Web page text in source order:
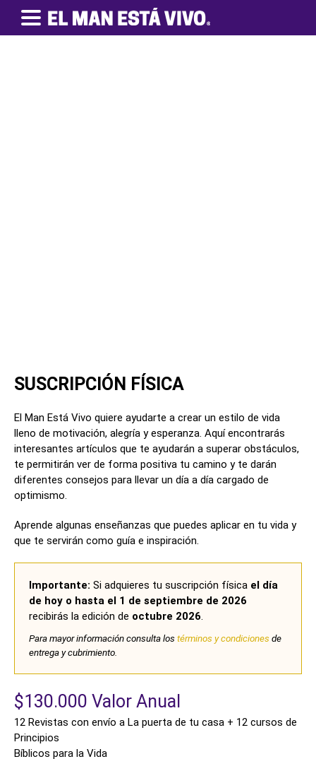
SUSCRIPCIÓN FÍSICA
El Man Está Vivo quiere ayudarte a crear un estilo de vida
lleno de motivación, alegría y esperanza. Aquí encontrarás
interesantes artículos que te ayudarán a superar obstáculos,
te permitirán ver de forma positiva tu camino y te darán
diferentes consejos para llevar un día a día cargado de
optimismo.
Aprende algunas enseñanzas que puedes aplicar en tu vida y
que te servirán como guía e inspiración.
Importante: Si adquieres tu suscripción física el día
de hoy o hasta el 1 de septiembre de 2026
recibirás la edición de octubre 2026.
Para mayor información consulta lostérminos y condicionesde
entrega y cubrimiento.
$130.000 Valor Anual
12 Revistas con envío a La puerta de tu casa + 12 cursos de
Principios
Bíblicos para la Vida